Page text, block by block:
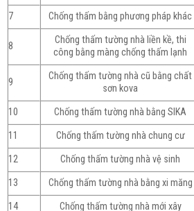
7 Chống thấm bằng phương pháp khác
8
Chống thấm tường nhà liền kề, thi
công bằng màng chống thấm lạnh
9
Chống thấm tường nhà cũ bằng chất
sơn kova
10 Chống thấm tường nhà bằng SIKA
11
Chống thấm tường nhà chung cư
12
Chống thấm tường nhà vệ sinh
13
Chống thấm tường nhà bằng xi măng
14
Chống thấm tường nhà mới xây